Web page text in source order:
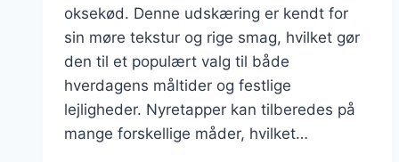
oksekød. Denne udskæring er kendt for
sin møre tekstur og rige smag, hvilket gør
den til et populært valg til både
hverdagens måltider og festlige
lejligheder. Nyretapper kan tilberedes på
mange forskellige måder, hvilket…